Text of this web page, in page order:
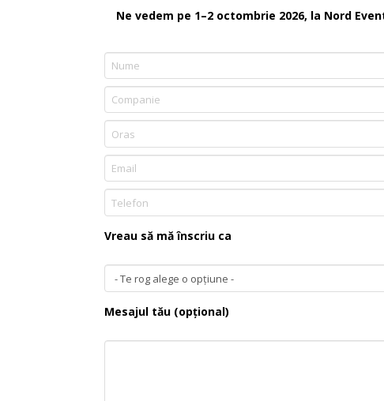
Ne vedem pe 1–2 octombrie 2026, la Nord
Vreau să mă înscriu ca
Mesajul tău (opțional)